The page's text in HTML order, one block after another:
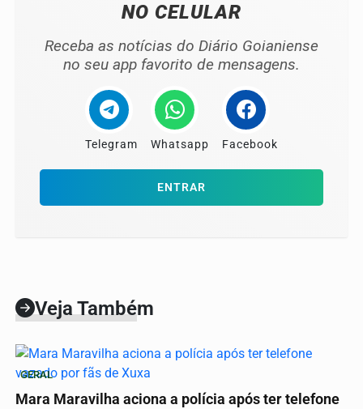
NO CELULAR
Receba as notícias do Diário Goianiense
no seu app favorito de mensagens.
Telegram Whatsapp Facebook
ENTRAR
Veja Também
GERAL
Mara Maravilha aciona a polícia após ter telefone